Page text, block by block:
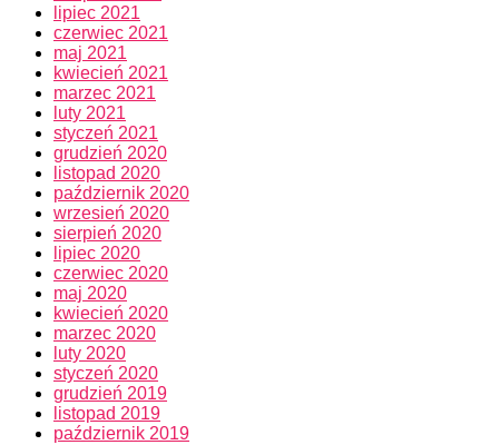
lipiec 2021
czerwiec 2021
maj 2021
kwiecień 2021
marzec 2021
luty 2021
styczeń 2021
grudzień 2020
listopad 2020
październik 2020
wrzesień 2020
sierpień 2020
lipiec 2020
czerwiec 2020
maj 2020
kwiecień 2020
marzec 2020
luty 2020
styczeń 2020
grudzień 2019
listopad 2019
październik 2019